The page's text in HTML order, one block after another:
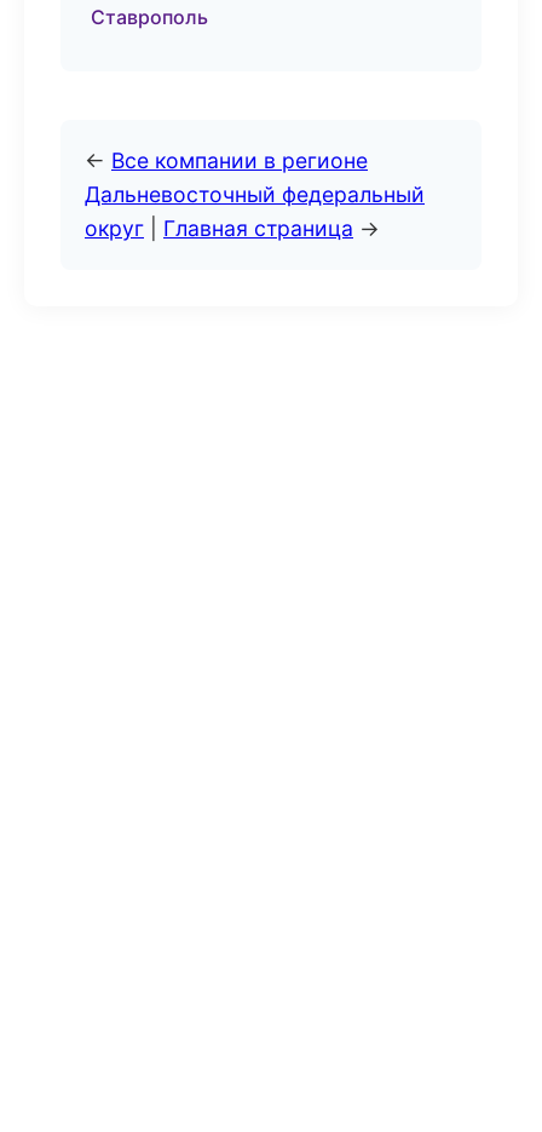
Ставрополь
← Все компании в регионе
Дальневосточный федеральный
округ
Главная страница →